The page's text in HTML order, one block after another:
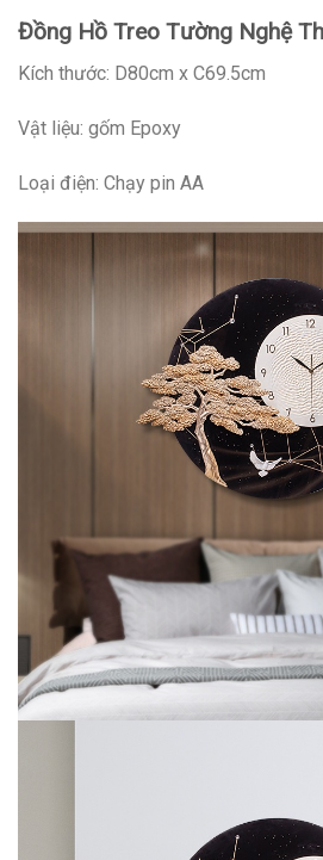
Đồng Hồ Treo Tường Nghệ
Kích thước: D80cm x C69.5cm
Vật liệu: gốm Epoxy
Loại điện: Chạy pin AA